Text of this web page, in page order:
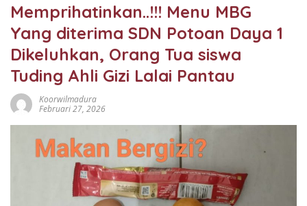
Memprihatinkan..!!! Menu MBG
Yang diterima SDN Potoan Daya 1
Dikeluhkan, Orang Tua siswa
Tuding Ahli Gizi Lalai Pantau
Koorwilmadura
Februari 27, 2026